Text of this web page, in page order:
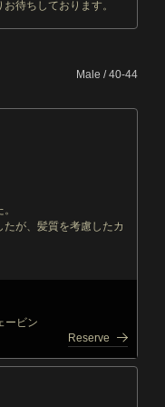
待ちしております。
Male / 40-44
が、髪質を考慮したカ
ービン
Reserve